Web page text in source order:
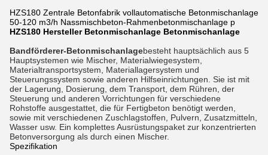
HZS180 Zentrale Betonfabrik vollautomatische Betonmischanlage
50-120 m3/h Nassmischbeton-Rahmenbetonmischanlage p
HZS180 Hersteller Betonmischanlage Betonmischanlage
Bandförderer-Betonmischanlagebesteht hauptsächlich aus 5
Hauptsystemen wie Mischer, Materialwiegesystem,
Materialtransportsystem, Materiallagersystem und
Steuerungssystem sowie anderen Hilfseinrichtungen. Sie ist mit
der Lagerung, Dosierung, dem Transport, dem Rühren, der
Steuerung und anderen Vorrichtungen für verschiedene
Rohstoffe ausgestattet, die für Fertigbeton benötigt werden,
sowie mit verschiedenen Zuschlagstoffen, Pulvern, Zusatzmitteln,
Wasser usw. Ein komplettes Ausrüstungspaket zur konzentrierten
Betonversorgung als durch einen Mischer.
Spezifikation